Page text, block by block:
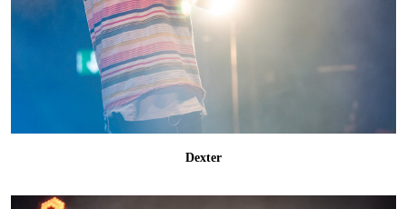
Dexter